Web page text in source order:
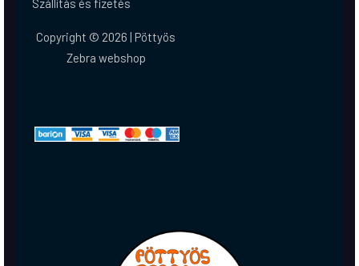
Szállítás és fizetés
Copyright © 2026 | Pöttyös
Zebra webshop